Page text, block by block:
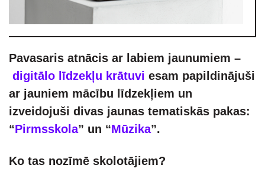
Pavasaris atnācis ar labiem jaunumiem –
digitālo līdzekļu krātuvi esam papildinājuši
ar jauniem mācību līdzekļiem un
izveidojuši divas jaunas tematiskās pakas:
“Pirmsskola” un “Mūzika”.
Ko tas nozīmē skolotājiem?